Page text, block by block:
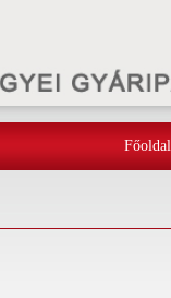
Főoldal